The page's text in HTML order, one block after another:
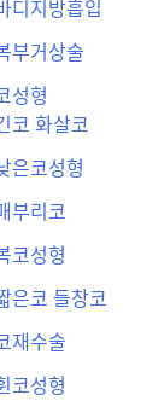
디지방흡입
부거상술
성형
코 화살코
은코성형
부리코
코성형
은코 들창코
재수술
코성형